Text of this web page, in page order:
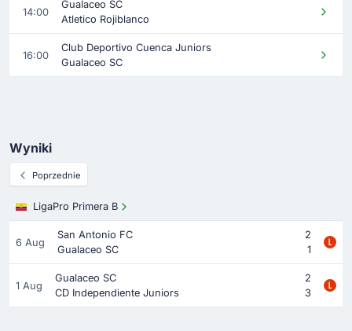
14:00
Gualaceo SC
Atletico Rojiblanco
16:00
Club Deportivo Cuenca Juniors
Gualaceo SC
Wyniki
Poprzednie
LigaPro Primera B
6 Aug
San Antonio FC
2
Gualaceo SC
1
1 Aug
Gualaceo SC
2
CD Independiente Juniors
3